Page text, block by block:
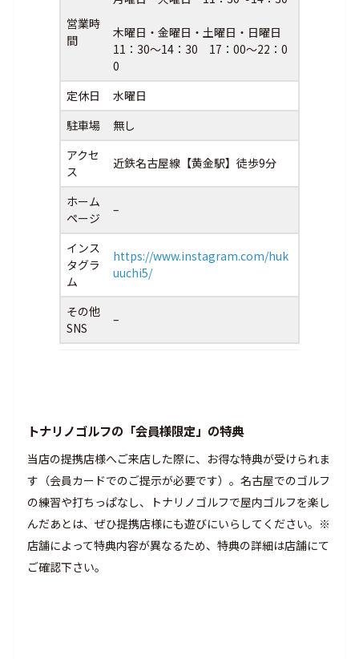
営業時
間
木曜日・金曜日・土曜日・日曜日
11：30～14：30 17：00～22：0
0
定休日
水曜日
駐車場
無し
アクセ
ス
近鉄名古屋線【黄金駅】徒歩9分
ホーム
ページ
–
インス
タグラ
ム
https://www.instagram.com/huk
uuchi5/
その他
SNS
–
トナリノゴルフの「会員様限定」の特典
当店の提携店様へご来店した際に、お得な特典が受けられま
す（会員カードでのご提示が必要です）。名古屋でのゴルフ
の練習や打ちっぱなし、トナリノゴルフで屋内ゴルフを楽し
んだあとは、ぜひ提携店様にも遊びにいらしてください。※
店舗によって特典内容が異なるため、特典の詳細は店舗にて
ご確認下さい。